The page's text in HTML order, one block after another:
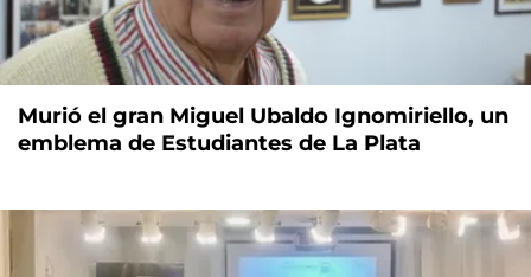
Murió el gran Miguel Ubaldo Ignomiriello, un
emblema de Estudiantes de La Plata